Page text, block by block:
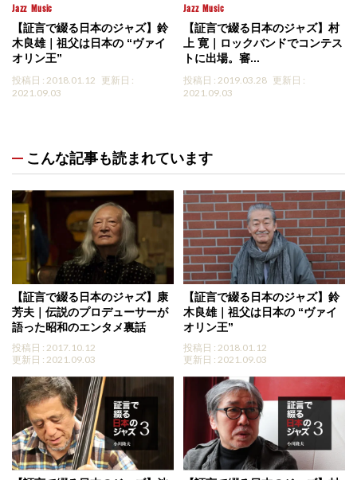
Jazz Music
【証言で綴る日本のジャズ】鈴
木良雄｜祖父は日本の “ヴァイ
オリン王”
投稿日 : 2018.01.12 更新日 :
2021.09.03
Jazz Music
【証言で綴る日本のジャズ】村
上 寛｜ロックバンドでコンテス
トに出場。審...
投稿日 : 2019.03.28 更新日 :
2021.09.03
こんな記事も読まれています
【証言で綴る日本のジャズ】康
芳夫｜伝説のプロデューサーが
語った昭和のエンタメ裏話
投稿日 : 2017.10.12
更新日 : 2021.09.03
【証言で綴る日本のジャズ】鈴
木良雄｜祖父は日本の “ヴァイ
オリン王”
投稿日 : 2018.01.12
更新日 : 2021.09.03